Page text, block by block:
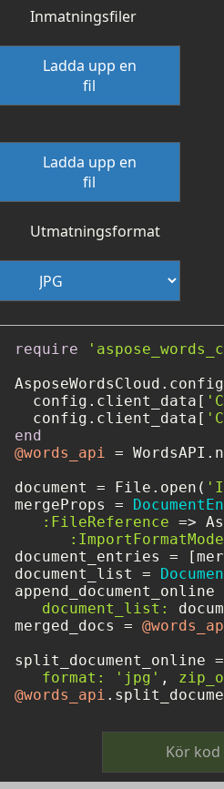
Inmatningsfiler
Ladda upp en
fil
Ladda upp en
fil
Utmatningsformat
require
  config.client_data[
  config.client_data[
end
@words_api =
document = File.open(
mergeProps =
:FileReference =>
:ImportFormatMode
document_entries =
document_list =
append_document_online
document_list:
merged_docs =
split_document_online =
format:
'jpg' ,
@words_api
Kör kod